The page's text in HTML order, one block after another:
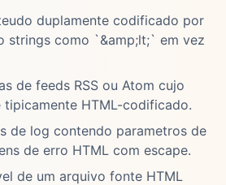
duplamente codificado por
strings como `&amp;lt;` em vez
de feeds RSS ou Atom cujo
HTML-codificado.
de log contendo parametros de
de erro HTML com escape.
de um arquivo fonte HTML